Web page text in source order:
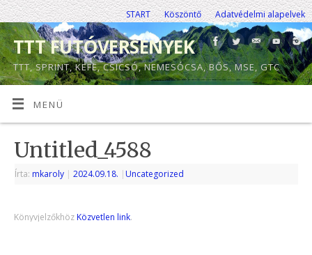
START Köszöntő Adatvédelmi alapelvek
TTT FUTÓVERSENYEK
TTT, SPRINT, KEFE, CSICSÓ, NEMESÓCSA, BŐS, MSE, GTC
MENÜ
Untitled_4588
Írta: mkaroly | 2024.09.18. | Uncategorized
Könyvjelzőkhöz Közvetlen link.